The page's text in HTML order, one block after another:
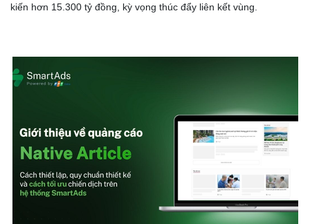
kiến hơn 15.300 tỷ đồng, kỳ vọng thúc đẩy liên kết vùng.